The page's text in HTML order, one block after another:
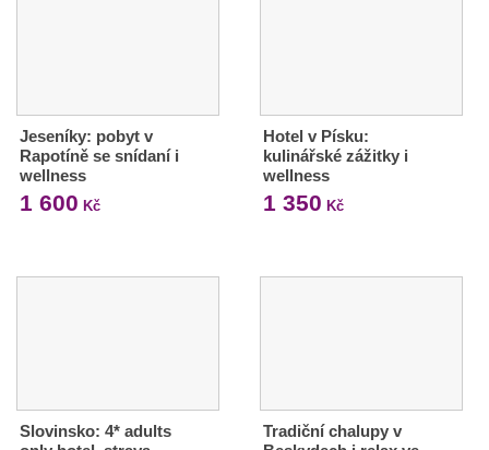
Jeseníky: pobyt v
Rapotíně se snídaní i
wellness
1 600 Kč
Hotel v Písku:
kulinářské zážitky i
wellness
1 350 Kč
Slovinsko: 4* adults
Tradiční chalupy v